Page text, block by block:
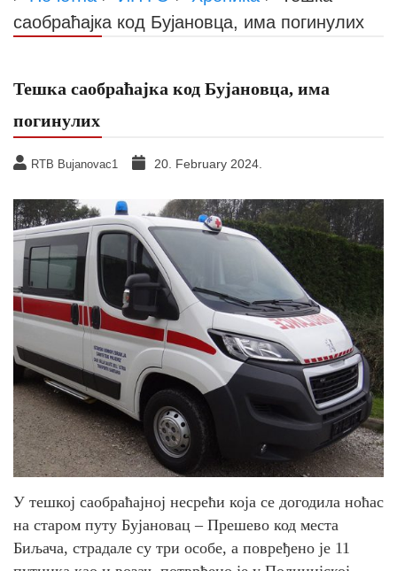
саобраћајка код Бујановца, има погинулих
Тешка саобраћајка код Бујановца, има
погинулих
RTB Bujanovac1 20. February 2024.
У тешкој саобраћајној несрећи која се догодила ноћас
на старом путу Бујановац – Прешево код места
Биљача, страдале су три особе, а повређено је 11